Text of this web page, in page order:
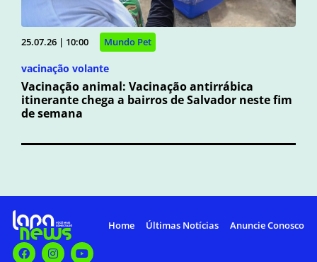
25.07.26 | 10:00 Mundo Pet
vacinação volante
Vacinação animal: Vacinação antirrábica
itinerante chega a bairros de Salvador neste fim
de semana
Home Últimas Notícias Anuncie Conosco